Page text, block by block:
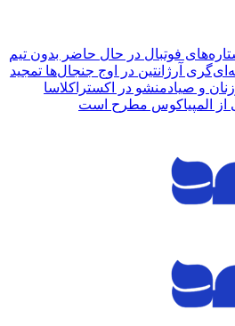
فوتبال در حال حاضر بدون تیم
آرژانتین در اوج جنجال‌ها تمجید
و صیادمنشو در اکستراکلاسا
از المپیاکوس مطرح است